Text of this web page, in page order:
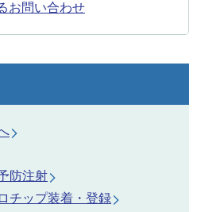
お問い合わせ
防注射
チップ装着・登録